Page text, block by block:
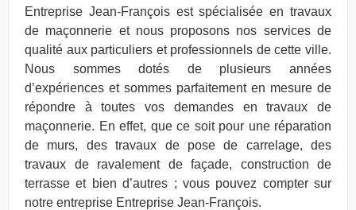
Entreprise Jean-François est spécialisée en travaux
de maçonnerie et nous proposons nos services de
qualité aux particuliers et professionnels de cette ville.
Nous sommes dotés de plusieurs années
d’expériences et sommes parfaitement en mesure de
répondre à toutes vos demandes en travaux de
maçonnerie. En effet, que ce soit pour une réparation
de murs, des travaux de pose de carrelage, des
travaux de ravalement de façade, construction de
terrasse et bien d’autres ; vous pouvez compter sur
notre entreprise Entreprise Jean-François.